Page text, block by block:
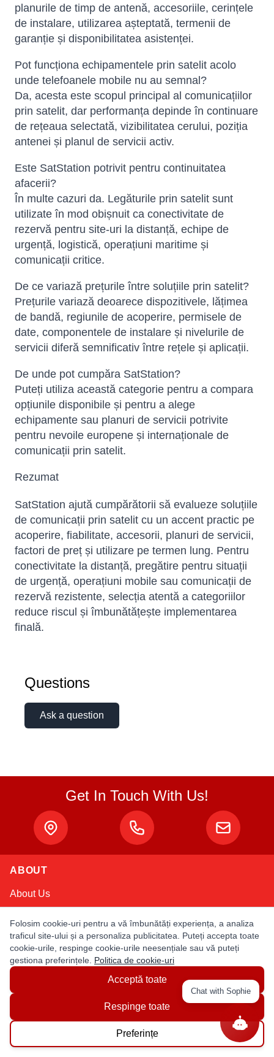
planurile de timp de antenă, accesoriile, cerințele
de instalare, utilizarea așteptată, termenii de
garanție și disponibilitatea asistenței.
Pot funcționa echipamentele prin satelit acolo
unde telefoanele mobile nu au semnal?
Da, acesta este scopul principal al comunicațiilor
prin satelit, dar performanța depinde în continuare
de rețeaua selectată, vizibilitatea cerului, poziția
antenei și planul de servicii activ.
Este SatStation potrivit pentru continuitatea
afacerii?
În multe cazuri da. Legăturile prin satelit sunt
utilizate în mod obișnuit ca conectivitate de
rezervă pentru site-uri la distanță, echipe de
urgență, logistică, operațiuni maritime și
comunicații critice.
De ce variază prețurile între soluțiile prin satelit?
Prețurile variază deoarece dispozitivele, lățimea
de bandă, regiunile de acoperire, permisele de
date, componentele de instalare și nivelurile de
servicii diferă semnificativ între rețele și aplicații.
De unde pot cumpăra SatStation?
Puteți utiliza această categorie pentru a compara
opțiunile disponibile și pentru a alege
echipamente sau planuri de servicii potrivite
pentru nevoile europene și internaționale de
comunicații prin satelit.
Rezumat
SatStation ajută cumpărătorii să evalueze soluțiile
de comunicații prin satelit cu un accent practic pe
acoperire, fiabilitate, accesorii, planuri de servicii,
factori de preț și utilizare pe termen lung. Pentru
conectivitate la distanță, pregătire pentru situații
de urgență, operațiuni mobile sau comunicații de
rezervă rezistente, selecția atentă a categoriilor
reduce riscul și îmbunătățește implementarea
finală.
Questions
Ask a question
Get In Touch With Us!
ABOUT
About Us
Terms & Conditions
MY ACCOUNT
Login / Register
NEED HELP
Folosim cookie-uri pentru a vă îmbunătăți experiența, a analiza
traficul site-ului și a personaliza publicitatea. Puteți accepta toate
cookie-urile, respinge cookie-urile neesențiale sau vă puteți
gestiona preferințele. Politica de cookie-uri
Acceptă toate
Respinge toate
Preferințe
Chat with Sophie